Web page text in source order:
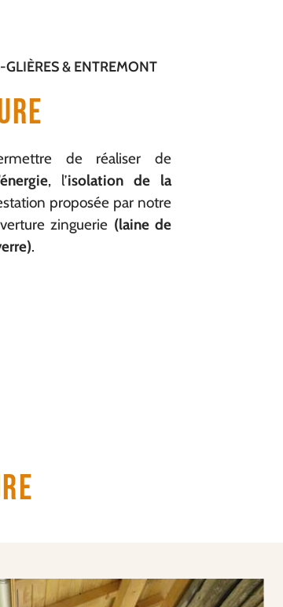
& ENTREMONT
de réaliser de
, l’isolation de la
proposée par notre
zinguerie (laine de
.